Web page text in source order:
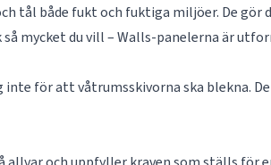
tål både fukt och fuktiga miljöer. De gör
mycket du vill – Walls-panelerna är
inte för att våtrumsskivorna ska blekna.